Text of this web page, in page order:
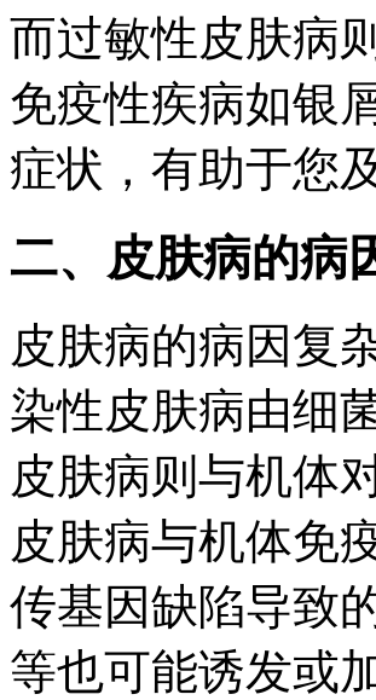
而过敏性皮肤病
免疫性疾病如银
症状，有助于您
二、皮肤病的病
皮肤病的病因复
染性皮肤病由细
皮肤病则与机体
皮肤病与机体免
传基因缺陷导致
等也可能诱发或